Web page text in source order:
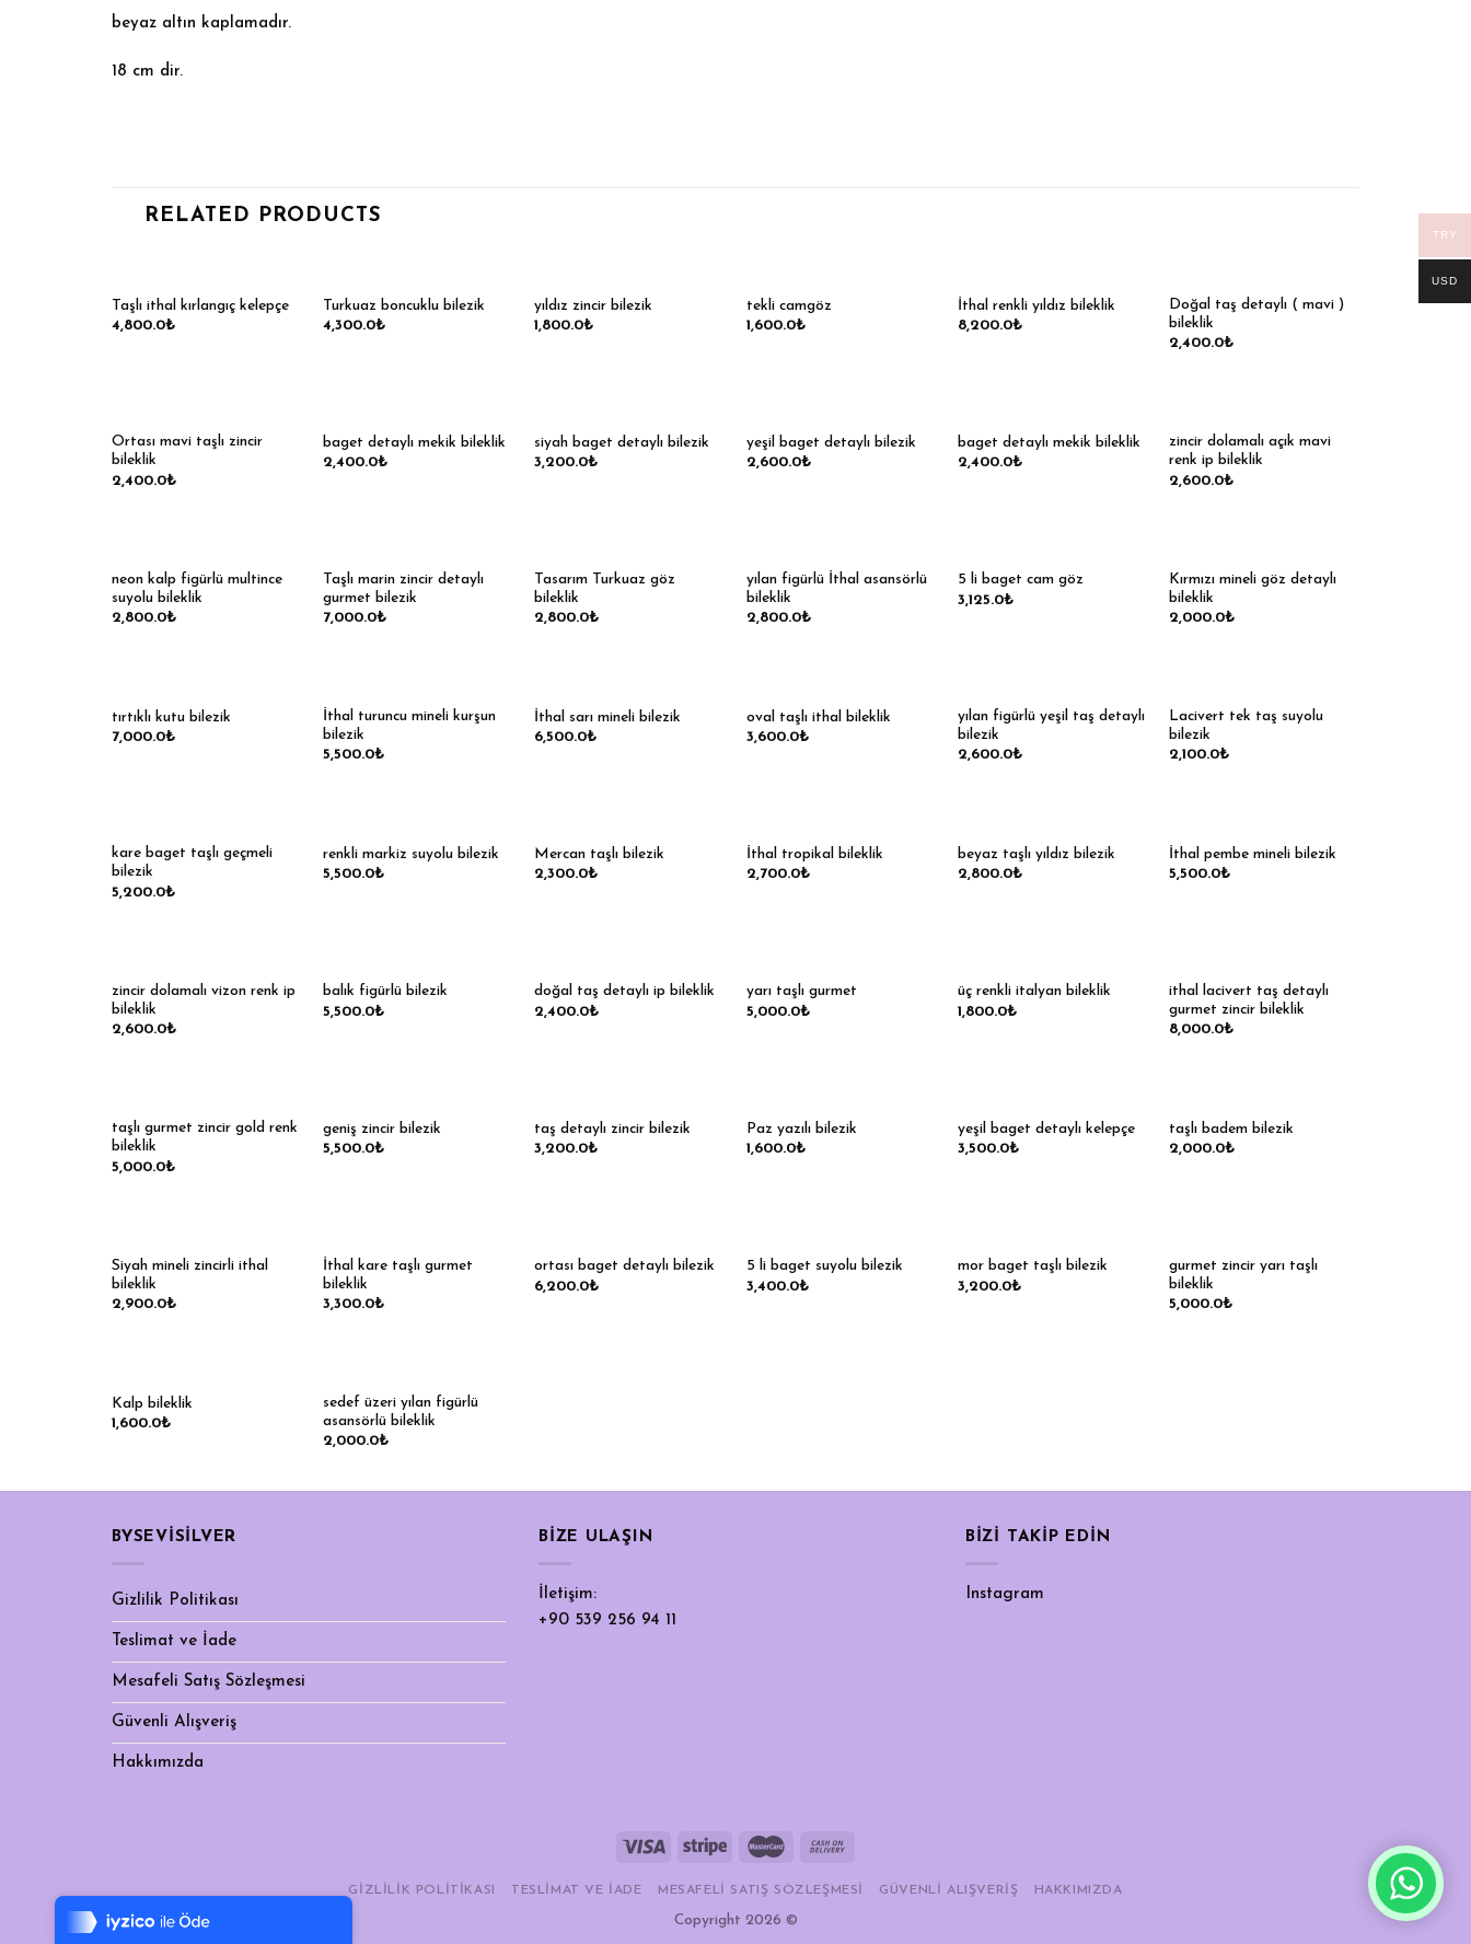
7/24 Canlı Destek
%100 Sorunsuz Alışveriş
beyaz altın kaplamadır.
18 cm dir.
RELATED PRODUCTS
Taşlı ithal kırlangıç kelepçe
4,800.0₺
Turkuaz boncuklu bilezik
4,300.0₺
yıldız zincir bilezik
1,800.0₺
tekli camgöz
1,600.0₺
İthal renkli yıldız bileklik
8,200.0₺
Doğal taş detaylı ( mavi )
bileklik
2,400.0₺
Ortası mavi taşlı zincir
bileklik
2,400.0₺
baget detaylı mekik bileklik
2,400.0₺
siyah baget detaylı bilezik
3,200.0₺
yeşil baget detaylı bilezik
2,600.0₺
baget detaylı mekik bileklik
2,400.0₺
zincir dolamalı açık mavi
renk ip bileklik
2,600.0₺
neon kalp figürlü multince
suyolu bileklik
2,800.0₺
Taşlı marin zincir detaylı
gurmet bilezik
7,000.0₺
Tasarım Turkuaz göz
bileklik
2,800.0₺
yılan figürlü İthal asansörlü
bileklik
2,800.0₺
5 li baget cam göz
3,125.0₺
Kırmızı mineli göz detaylı
bileklik
2,000.0₺
tırtıklı kutu bilezik
7,000.0₺
İthal turuncu mineli kurşun
bilezik
5,500.0₺
İthal sarı mineli bilezik
6,500.0₺
oval taşlı ithal bileklik
3,600.0₺
yılan figürlü yeşil taş detaylı
bilezik
2,600.0₺
Lacivert tek taş suyolu
bilezik
2,100.0₺
kare baget taşlı geçmeli
bilezik
5,200.0₺
renkli markiz suyolu bilezik
5,500.0₺
Mercan taşlı bilezik
2,300.0₺
İthal tropikal bileklik
2,700.0₺
beyaz taşlı yıldız bilezik
2,800.0₺
İthal pembe mineli bilezik
5,500.0₺
zincir dolamalı vizon renk ip
bileklik
2,600.0₺
balık figürlü bilezik
5,500.0₺
doğal taş detaylı ip bileklik
2,400.0₺
yarı taşlı gurmet
5,000.0₺
üç renkli italyan bileklik
1,800.0₺
ithal lacivert taş detaylı
gurmet zincir bileklik
8,000.0₺
taşlı gurmet zincir gold renk
bileklik
5,000.0₺
geniş zincir bilezik
5,500.0₺
taş detaylı zincir bilezik
3,200.0₺
Paz yazılı bilezik
1,600.0₺
yeşil baget detaylı kelepçe
3,500.0₺
taşlı badem bilezik
2,000.0₺
Siyah mineli zincirli ithal
bileklik
2,900.0₺
İthal kare taşlı gurmet
bileklik
3,300.0₺
ortası baget detaylı bilezik
6,200.0₺
5 li baget suyolu bilezik
3,400.0₺
mor baget taşlı bilezik
3,200.0₺
gurmet zincir yarı taşlı
bileklik
5,000.0₺
Kalp bileklik
1,600.0₺
sedef üzeri yılan figürlü
asansörlü bileklik
2,000.0₺
BYSEVİSİLVER
Gizlilik Politikası
Teslimat ve İade
Mesafeli Satış Sözleşmesi
Güvenli Alışveriş
Hakkımızda
BIZE ULAŞIN
İletişim:
+90 539 256 94 11
BİZİ TAKİP EDİN
Instagram
GIZLILIK POLITIKASI TESLIMAT VE İADE MESAFELI SATIŞ SÖZLEŞMESI GÜVENLI ALIŞVERIŞ HAKKIMIZDA
Copyright 2026 ©
TRY
USD